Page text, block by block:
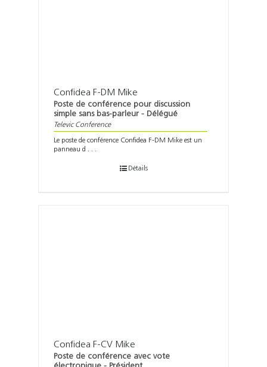
Confidea F-DM Mike
Poste de conférence pour discussion
simple sans bas-parleur - Délégué
Televic Conference
Le poste de conférence Confidea F-DM Mike est un
panneau d . . .
Détails
Confidea F-CV Mike
Poste de conférence avec vote